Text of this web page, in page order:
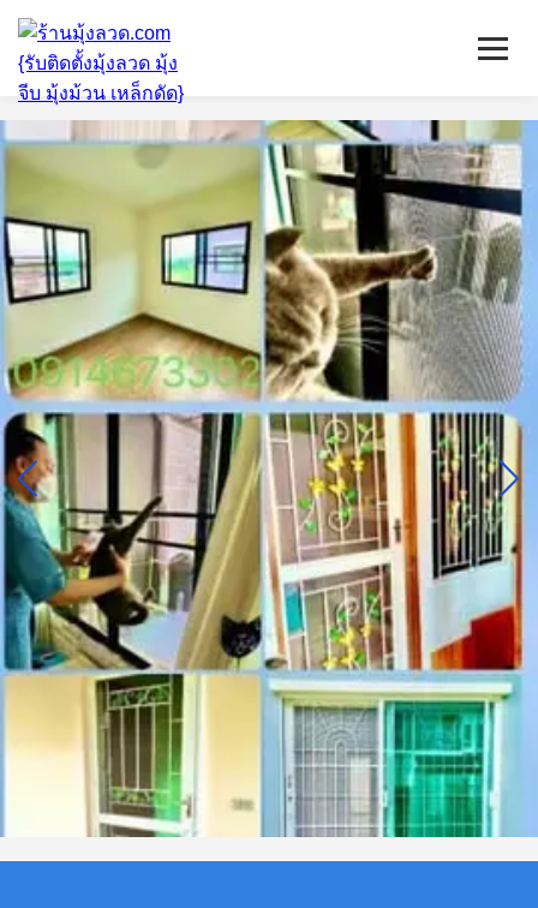
หน้าแรก
มุ้งลวดจีบ
เหล็กดัด
ติดตั้งกระจก
บริการ/พื้นที่ติดตั้ง
บทความ
ติดต่อเรา